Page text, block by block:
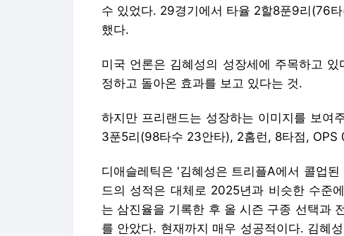
수 있었다. 29경기에서 타율 2할8푼9리(76
했다.
미국 언론은 김혜성의 성장세에 주목하고
정하고 돌아온 효과를 보고 있다는 것.
하지만 프리랜드는 성장하는 이미지를 보
3푼5리(98타수 23안타), 2홈런, 8타점, OPS
디애슬레틱은 '김혜성은 트리플A에서 콜업
드의 성적은 대체로 2025년과 비슷한 수준
는 삼진율을 기록한 후 올 시즌 구종 선택과
를 안았다. 현재까지 매우 성공적이다. 김혜